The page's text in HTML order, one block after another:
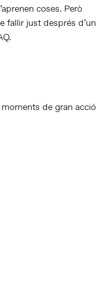
coses. Però
fallir just després d’un
de gran acció